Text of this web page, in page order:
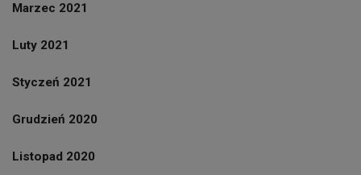
Marzec 2021
Luty 2021
Styczeń 2021
Grudzień 2020
Listopad 2020